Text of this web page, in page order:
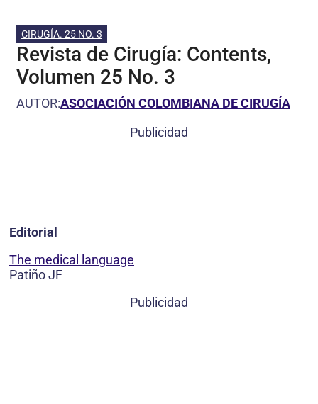
CIRUGÍA. 25 NO. 3
Revista de Cirugía: Contents,
Volumen 25 No. 3
AUTOR:ASOCIACIÓN COLOMBIANA DE CIRUGÍA
Publicidad
Editorial
The medical language
Patiño JF
Publicidad